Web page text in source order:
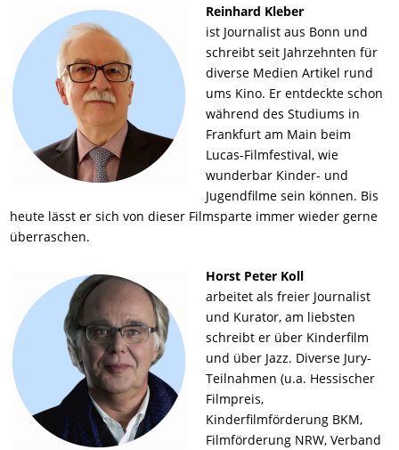
Reinhard Kleber
ist Journalist aus Bonn und
schreibt seit Jahrzehnten für
diverse Medien Artikel rund
ums Kino. Er entdeckte schon
während des Studiums in
Frankfurt am Main beim
Lucas-Filmfestival, wie
wunderbar Kinder- und
Jugendfilme sein können. Bis
heute lässt er sich von dieser Filmsparte immer wieder gerne
überraschen.
Horst Peter Koll
arbeitet als freier Journalist
und Kurator, am liebsten
schreibt er über Kinderfilm
und über Jazz. Diverse Jury-
Teilnahmen (u.a. Hessischer
Filmpreis,
Kinderfilmförderung BKM,
Filmförderung NRW, Verband